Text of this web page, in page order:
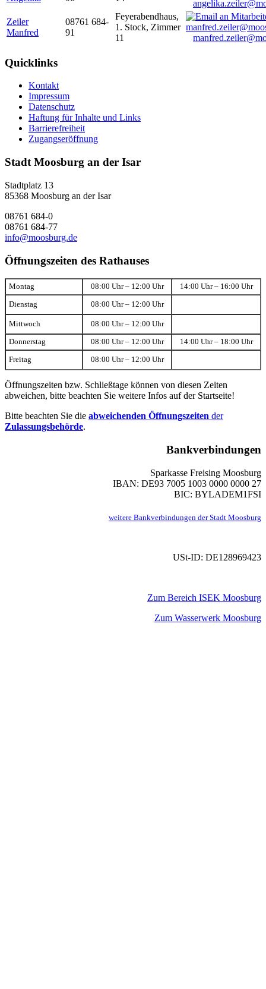
Zeiler
Manfred
08761 684-
91
Feyerabendhaus,
1. Stock, Zimmer
11
Quicklinks
Kontakt
Impressum
Datenschutz
Haftung für Inhalte und Links
Barrierefreiheit
Zugangseröffnung
Stadt Moosburg an der Isar
Stadtplatz 13
85368 Moosburg an der Isar
08761 684-0
08761 684-77
info@moosburg.de
Öffnungszeiten des Rathauses
Montag 08:00 Uhr – 12:00 Uhr 14:00 Uhr – 16:00 Uhr
Dienstag 08:00 Uhr – 12:00 Uhr
Mittwoch 08:00 Uhr – 12:00 Uhr
Donnerstag 08:00 Uhr – 12:00 Uhr 14:00 Uhr – 18:00 Uhr
Freitag 08:00 Uhr – 12:00 Uhr
Öffnungszeiten bzw. Schließtage können von diesen Zeiten
abweichen, bitte beachten Sie weitere Infos auf der Startseite!
Bitte beachten Sie die abweichenden Öffnungszeiten der
Zulassungsbehörde.
Bankverbindungen
Sparkasse Freising Moosburg
IBAN: DE93 7005 1003 0000 0000 27
BIC: BYLADEM1FSI
weitere Bankverbindungen der Stadt Moosburg
USt-ID: DE128969423
Zum Bereich ISEK Moosburg
Zum Wasserwerk Moosburg